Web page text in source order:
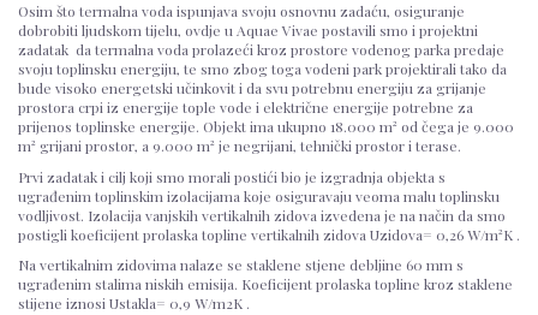
Osim što termalna voda ispunjava svoju osnovnu zadaću, osiguranje
dobrobiti ljudskom tijelu, ovdje u Aquae Vivae postavili smo i projektni
zadatak da termalna voda prolazeći kroz prostore vodenog parka predaje
svoju toplinsku energiju, te smo zbog toga vodeni park projektirali tako da
bude visoko energetski učinkovit i da svu potrebnu energiju za grijanje
prostora crpi iz energije tople vode i električne energije potrebne za
prijenos toplinske energije. Objekt ima ukupno 18.000 m² od čega je 9.000
m² grijani prostor, a 9.000 m² je negrijani, tehnički prostor i terase.
Prvi zadatak i cilj koji smo morali postići bio je izgradnja objekta s
ugrađenim toplinskim izolacijama koje osiguravaju veoma malu toplinsku
vodljivost. Izolacija vanjskih vertikalnih zidova izvedena je na način da smo
postigli koeficijent prolaska topline vertikalnih zidova Uzidova= 0,26 W/m²K .
Na vertikalnim zidovima nalaze se staklene stjene debljine 60 mm s
ugrađenim stalima niskih emisija. Koeficijent prolaska topline kroz staklene
stijene iznosi Ustakla= 0,9 W/m2K .